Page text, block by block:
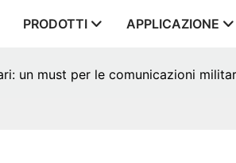
PRODOTTI APPLICAZIONE
un must per le comunicazioni